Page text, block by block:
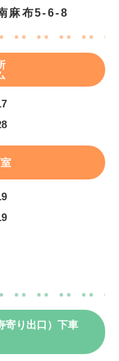
麻布5-6-8
寄り出口）下車